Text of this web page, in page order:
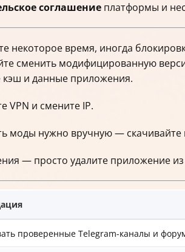
соглашение платформы и
некоторое время, иногда
сменить модифицированную
кэш и данные приложения.
VPN и смените IP.
моды нужно вручную — скачивайте
— просто удалите приложение
проверенные Telegram-каналы и